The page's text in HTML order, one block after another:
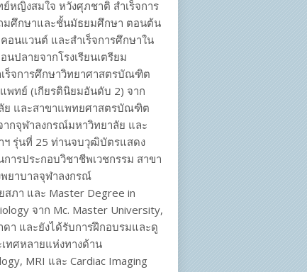
หญิงสมใจ หวังศุภชาติ สำเร็จการ
มศึกษาและชั้นมัธยมศึกษา ตอนต้น
อนแวนต์ และสำเร็จการศึกษาใน
ปลายจากโรงเรียนเตรียม
ร็จการศึกษาวิทยาศาสตรบัณฑิต
พทย์ (เกียรตินิยมอันดับ 2) จาก
ย และสาขาแพทยศาสตรบัณฑิต
กจุฬาลงกรณ์มหาวิทยาลัย และ
ฯ รุ่นที่ 25 ท่านจบวุฒิบัตรแสดง
ารประกอบวิชาชีพเวชกรรม สาขา
พยาบาลจุฬาลงกรณ์
ภา และ Master Degree in
จาก Mc. Master University,
า และยังได้รับการฝึกอบรมและดู
ทศหลายแห่งทางด้าน
MRI และ Cardiac Imaging